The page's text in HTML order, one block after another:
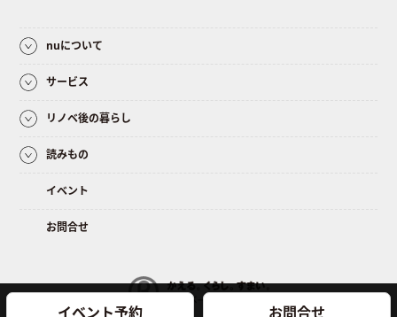
イベント予約 お問合せ
nuについて
サービス
リノベ後の暮らし
読みもの
イベント
お問合せ